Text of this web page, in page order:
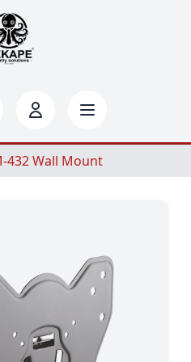
432 Wall Mount